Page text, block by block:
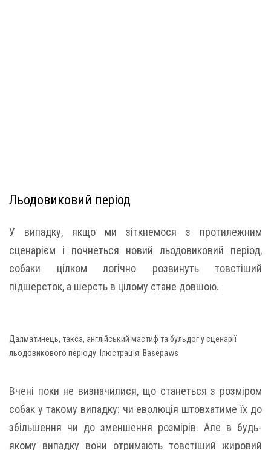
Льодовиковий період
У випадку, якщо ми зіткнемося з протилежним
сценарієм і почнеться новий льодовиковий період,
собаки цілком логічно розвинуть товстіший
підшерсток, а шерсть в цілому стане довшою.
Далматинець, такса, англійський мастиф та бульдог у сценарії
льодовикового періоду. Ілюстрація: Basepaws
Вчені поки не визначилися, що станеться з розміром
собак у такому випадку: чи еволюція штовхатиме їх до
збільшення чи до зменшення розмірів. Але в будь-
якому випадку вони отримають товстіший жировий